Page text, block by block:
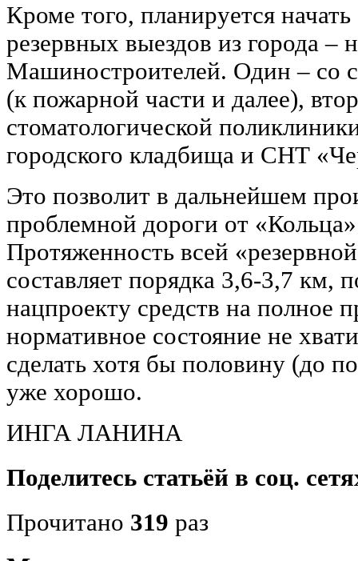
Кроме того, планируется
резервных выездов из города –
Машиностроителей. Один – со
(к пожарной части и далее),
стоматологической
городского кладбища и СНТ
Это позволит в дальнейшем
проблемной дороги от
Протяженность всей
составляет порядка 3,6-3,7 км,
нацпроекту средств на полное
нормативное состояние не
сделать хотя бы половину (до
уже хорошо.
ИНГА ЛАНИНА
Поделитесь статьёй в соц.
Прочитано 319 раз